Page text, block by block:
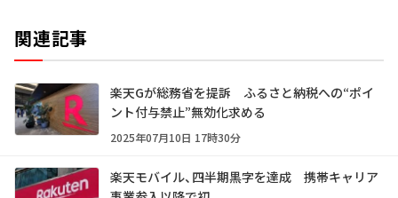
関連記事
楽天Gが総務省を提訴 ふるさと納税への“ポイ
ント付与禁止”無効化求める
2025年07月10日 17時30分
楽天モバイル、四半期黒字を達成 携帯キャリア